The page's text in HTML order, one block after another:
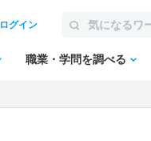
ログイン
職業・学問を調べる